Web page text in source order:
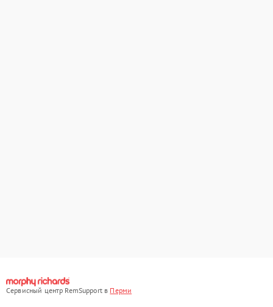
Сервисный центр RemSupport в Перми